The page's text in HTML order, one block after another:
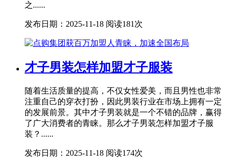
之......
发布日期：2025-11-18 阅读181次
才子男装怎样加盟才子服装
随着生活质量的提高，不仅女性爱美，而且男性也非常
注重自己的穿衣打扮，因此男装行业在市场上拥有一定
的发展前景。其中才子男装就是一个不错的品牌，赢得
了广大消费者的青睐。那么才子男装怎样加盟才子服
装？......
发布日期：2025-11-18 阅读174次